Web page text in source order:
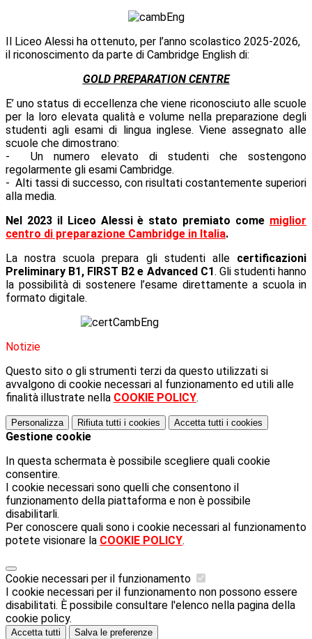
Il Liceo Alessi ha ottenuto, per l’anno scolastico 2025-2026,
il riconoscimento da parte di Cambridge English di:
GOLD PREPARATION CENTRE
E’ uno status di eccellenza che viene riconosciuto alle scuole
per la loro elevata qualità e volume nella preparazione degli
studenti agli esami di lingua inglese. Viene assegnato alle
scuole che dimostrano:
- Un numero elevato di studenti che sostengono
regolarmente gli esami Cambridge.
- Alti tassi di successo, con risultati costantemente superiori
alla media.
Nel 2023 il Liceo Alessi è stato premiato come miglior
centro di preparazione Cambridge in Italia.
La nostra scuola prepara gli studenti alle certificazioni
Preliminary B1, FIRST B2 e Advanced C1. Gli studenti hanno
la possibilità di sostenere l’esame direttamente a scuola in
formato digitale.
Notizie
Questo sito o gli strumenti terzi da questo utilizzati si
avvalgono di cookie necessari al funzionamento ed utili alle
finalità illustrate nella COOKIE POLICY.
Personalizza Rifiuta tutti i cookies Accetta tutti i cookies
Gestione cookie
In questa schermata è possibile scegliere quali cookie
consentire.
I cookie necessari sono quelli che consentono il
funzionamento della piattaforma e non è possibile
disabilitarli.
Per conoscere quali sono i cookie necessari al funzionamento
potete visionare la COOKIE POLICY.
Cookie necessari per il funzionamento
I cookie necessari per il funzionamento non possono essere
disabilitati. È possibile consultare l'elenco nella pagina della
cookie policy.
Accetta tutti Salva le preferenze